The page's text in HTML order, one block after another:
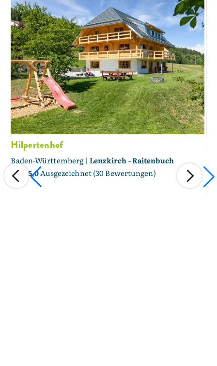
Hilpertenhof
Baden-Württemberg | Lenzkirch - Raitenbuch
5,0
/ 5,0Ausgezeichnet (30 Bewertungen)
5,0